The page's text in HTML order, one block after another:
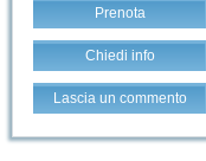
Prenota
Chiedi info
Lascia un commento